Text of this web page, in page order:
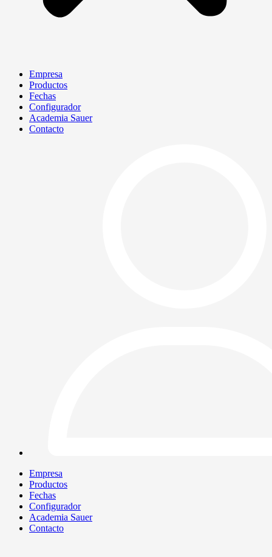
Empresa
Productos
Fechas
Configurador
Academia Sauer
Contacto
Empresa
Productos
Fechas
Configurador
Academia Sauer
Contacto